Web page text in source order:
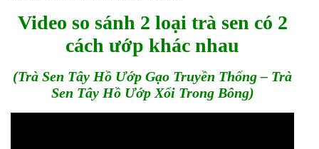
Video so sánh 2 loại trà sen có 2
cách ướp khác nhau
(Trà Sen Tây Hồ Ướp Gạo Truyền Thống – Trà
Sen Tây Hồ Ướp Xổi Trong Bông)